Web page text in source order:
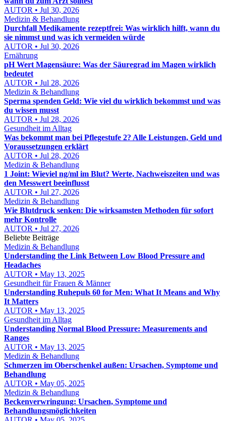
AUTOR • Jul 30, 2026
Medizin & Behandlung
Durchfall Medikamente rezeptfrei: Was wirklich hilft, wann du
sie nimmst und was ich vermeiden würde
AUTOR • Jul 30, 2026
Ernährung
pH Wert Magensäure: Was der Säuregrad im Magen wirklich
bedeutet
AUTOR • Jul 28, 2026
Medizin & Behandlung
Sperma spenden Geld: Wie viel du wirklich bekommst und was
du wissen musst
AUTOR • Jul 28, 2026
Gesundheit im Alltag
Was bekommt man bei Pflegestufe 2? Alle Leistungen, Geld und
Voraussetzungen erklärt
AUTOR • Jul 28, 2026
Medizin & Behandlung
1 Joint: Wieviel ng/ml im Blut? Werte, Nachweiszeiten und was
den Messwert beeinflusst
AUTOR • Jul 27, 2026
Medizin & Behandlung
Wie Blutdruck senken: Die wirksamsten Methoden für sofort
mehr Kontrolle
AUTOR • Jul 27, 2026
Beliebte Beiträge
Medizin & Behandlung
Understanding the Link Between Low Blood Pressure and
Headaches
AUTOR • May 13, 2025
Gesundheit für Frauen & Männer
Understanding Ruhepuls 60 for Men: What It Means and Why
It Matters
AUTOR • May 13, 2025
Gesundheit im Alltag
Understanding Normal Blood Pressure: Measurements and
Ranges
AUTOR • May 13, 2025
Medizin & Behandlung
Schmerzen im Oberschenkel außen: Ursachen, Symptome und
Behandlung
AUTOR • May 05, 2025
Medizin & Behandlung
Beckenverwringung: Ursachen, Symptome und
Behandlungsmöglichkeiten